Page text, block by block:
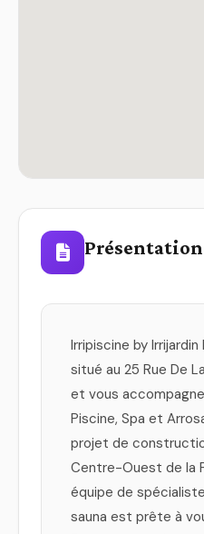
Irripiscine by Irrijardin
situé au 25 Rue De
et vous
Piscine, Spa et
projet de
Centre-Ouest de la
équipe de
sauna est prête à